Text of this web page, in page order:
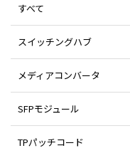
すべて
スイッチングハブ
メディアコンバータ
SFPモジュール
TPパッチコード